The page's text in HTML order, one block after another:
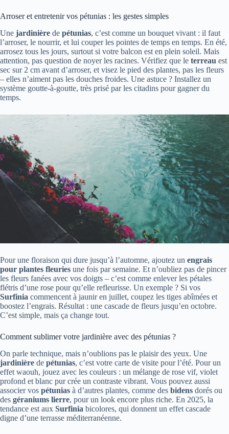
Arroser et entretenir vos pétunias : les gestes simples
Une jardinière de pétunias, c’est comme un bouquet vivant : il faut
l’arroser, le nourrir, et lui couper les pointes de temps en temps. En été,
arrosez tous les jours, surtout si votre balcon est en plein soleil. Mais
attention, pas question de noyer les racines. Vérifiez que le terreau est
sec sur 2 cm avant d’arroser, et visez le pied des plantes, pas les fleurs
– elles n’aiment pas les douches froides. Une astuce ? Installez un
système goutte-à-goutte, très prisé par les citadins pour gagner du
temps.
Pour une floraison qui dure jusqu’à l’automne, ajoutez un engrais
pour plantes fleuries une fois par semaine. Et n’oubliez pas de pincer
les fleurs fanées avec vos doigts – c’est comme enlever les pétales
flétris d’une rose pour qu’elle refleurisse. Un exemple ? Si vos
Surfinia commencent à jaunir en juillet, coupez les tiges abîmées et
boostez l’engrais. Résultat : une cascade de fleurs jusqu’en octobre.
C’est simple, mais ça change tout.
Comment sublimer votre jardinière avec des pétunias ?
On parle technique, mais n’oublions pas le plaisir des yeux. Une
jardinière de pétunias, c’est votre carte de visite pour l’été. Pour un
effet waouh, jouez avec les couleurs : un mélange de rose vif, violet
profond et blanc pur crée un contraste vibrant. Vous pouvez aussi
associer vos pétunias à d’autres plantes, comme des bidens dorés ou
des géraniums lierre, pour un look encore plus riche. En 2025, la
tendance est aux Surfinia bicolores, qui donnent un effet cascade
digne d’une terrasse méditerranéenne.